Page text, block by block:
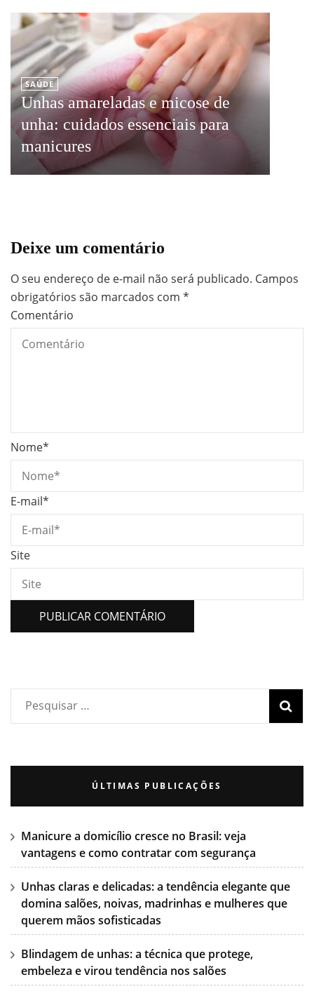
SAÚDE
Unhas amareladas e micose de
unha: cuidados essenciais para
manicures
Deixe um comentário
O seu endereço de e-mail não será publicado. Campos
obrigatórios são marcados com *
Comentário
Nome*
E-mail*
Site
ÚLTIMAS PUBLICAÇÕES
Manicure a domicílio cresce no Brasil: veja
vantagens e como contratar com segurança
Unhas claras e delicadas: a tendência elegante que
domina salões, noivas, madrinhas e mulheres que
querem mãos sofisticadas
Blindagem de unhas: a técnica que protege,
embeleza e virou tendência nos salões